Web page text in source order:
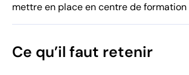
mettre en place en centre de formation
Ce qu’il faut retenir